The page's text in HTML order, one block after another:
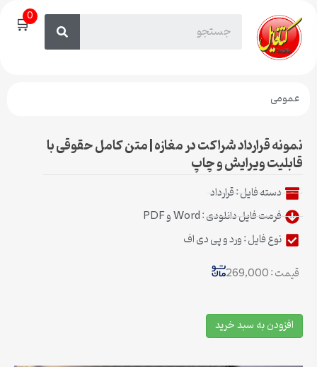
🛒0
عمومی
نمونه قرارداد شراکت در مغازه | متن کامل حقوقی با
قابلیت ویرایش و چاپ
دسته فایل :قرارداد
فرمت فایل دانلودی : Word و PDF
نوع فایل : ورد و پی دی اف
قیمت : 269,000
افزودن به سبد خرید